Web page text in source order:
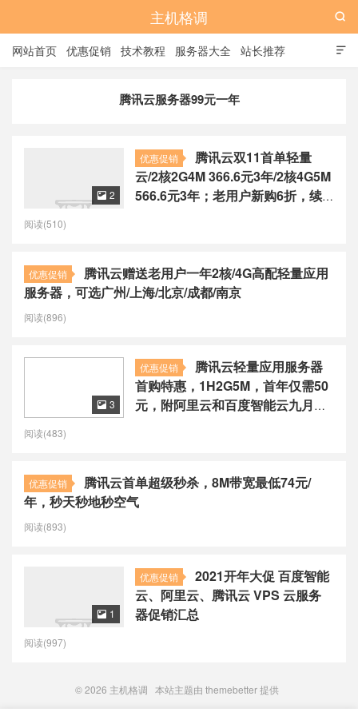
主机格调

网站首页 优惠促销 技术教程 服务器大全 站长推荐

腾讯云服务器99元一年
优惠促销
腾讯云双11首单轻量
云/2核2G4M 366.6元3年/2核4G5M
566.6元3年；老用户新购6折，续
 2
阅读(510)
优惠促销
腾讯云赠送老用户一年2核/4G高配轻量应用
服务器，可选广州/上海/北京/成都/南京
阅读(896)
优惠促销
腾讯云轻量应用服务器
首购特惠，1H2G5M，首年仅需50
元，附阿里云和百度智能云九月活
 3
阅读(483)
优惠促销
腾讯云首单超级秒杀，8M带宽最低74元/
年，秒天秒地秒空气
阅读(893)
优惠促销
2021开年大促 百度智能
云、阿里云、腾讯云 VPS 云服务
器促销汇总
 1
阅读(997)
© 2026 主机格调 本站主题由 themebetter提供